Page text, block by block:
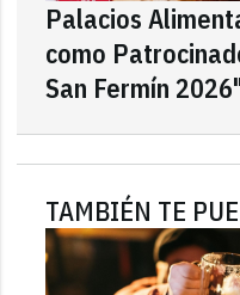
Palacios
como
San Fermín
TAMBIÉN TE